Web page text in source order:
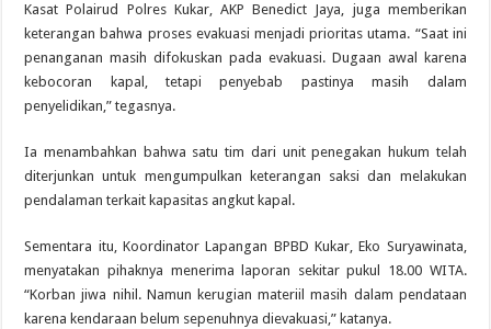
Kasat Polairud Polres Kukar, AKP Benedict Jaya, juga memberikan
keterangan bahwa proses evakuasi menjadi prioritas utama. “Saat ini
penanganan masih difokuskan pada evakuasi. Dugaan awal karena
kebocoran kapal, tetapi penyebab pastinya masih dalam
penyelidikan,” tegasnya.
Ia menambahkan bahwa satu tim dari unit penegakan hukum telah
diterjunkan untuk mengumpulkan keterangan saksi dan melakukan
pendalaman terkait kapasitas angkut kapal.
Sementara itu, Koordinator Lapangan BPBD Kukar, Eko Suryawinata,
menyatakan pihaknya menerima laporan sekitar pukul 18.00 WITA.
“Korban jiwa nihil. Namun kerugian materiil masih dalam pendataan
karena kendaraan belum sepenuhnya dievakuasi,” katanya.